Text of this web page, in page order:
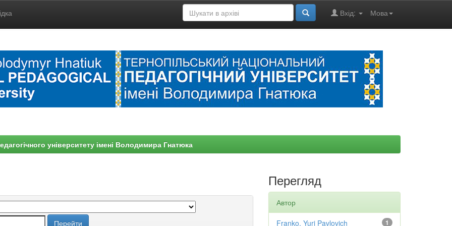
Мова
Вхід:
університету імені Володимира Гнатюка
Перегляд
Автор
1
Franko, Yuri Pavlovich